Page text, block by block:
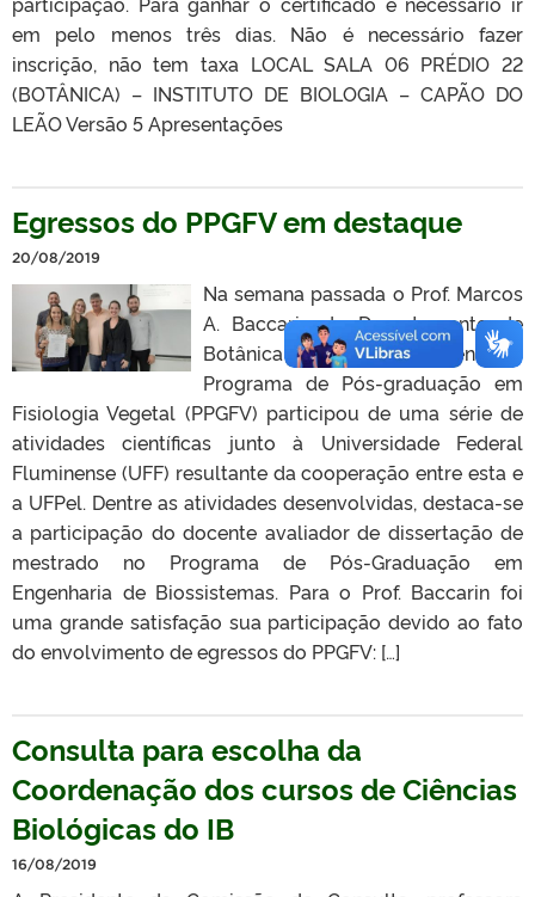
em pelo menos três dias. Não é necessário fazer
inscrição, não tem taxa LOCAL SALA 06 PRÉDIO 22
(BOTÂNICA) – INSTITUTO DE BIOLOGIA – CAPÃO DO
LEÃO Versão 5 Apresentações
Egressos do PPGFV em destaque
20/08/2019
Na semana passada o Prof. Marcos
A. Baccarin do Departamento de
Botânica e docente permanente do
Programa de Pós-graduação em
Fisiologia Vegetal (PPGFV) participou de uma série de
atividades científicas junto à Universidade Federal
Fluminense (UFF) resultante da cooperação entre esta e
a UFPel. Dentre as atividades desenvolvidas, destaca-se
a participação do docente avaliador de dissertação de
mestrado no Programa de Pós-Graduação em
Engenharia de Biossistemas. Para o Prof. Baccarin foi
uma grande satisfação sua participação devido ao fato
do envolvimento de egressos do PPGFV: […]
Consulta para escolha da
Coordenação dos cursos de Ciências
Biológicas do IB
16/08/2019